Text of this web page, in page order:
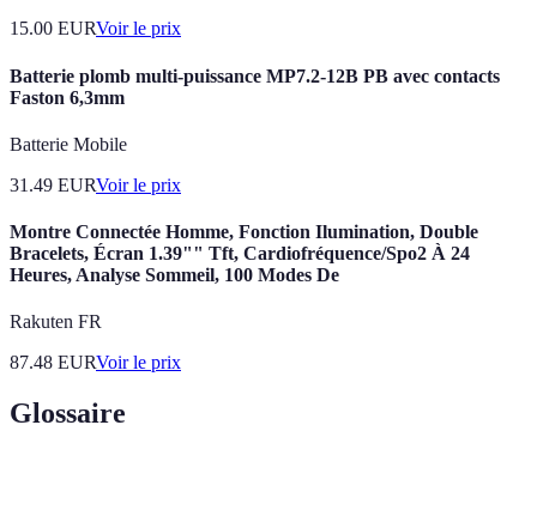
15.00 EURVoir le prix
Batterie plomb multi-puissance MP7.2-12B PB avec contacts
Faston 6,3mm
Batterie Mobile
31.49 EURVoir le prix
Montre Connectée Homme, Fonction Ilumination, Double
Bracelets, Écran 1.39"" Tft, Cardiofréquence/Spo2 À 24
Heures, Analyse Sommeil, 100 Modes De
Rakuten FR
87.48 EURVoir le prix
Glossaire